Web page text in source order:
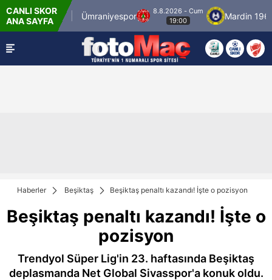
CANLI SKOR
ANA SAYFA
Ümraniyespor
8.8.2026 - Cum
19:00
Mardin 1969
Haberler Beşiktaş Beşiktaş penaltı kazandı! İşte o pozisyon
Beşiktaş penaltı kazandı! İşte o
pozisyon
Trendyol Süper Lig'in 23. haftasında Beşiktaş
deplasmanda Net Global Sivasspor'a konuk oldu.